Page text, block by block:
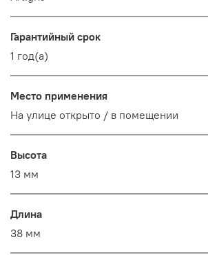
Гарантийный срок
1 год(а)
Место применения
На улице открыто / в помещении
Высота
13 мм
Длина
38 мм